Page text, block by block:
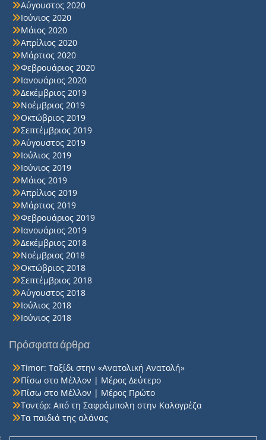
Αύγουστος 2020
Ιούνιος 2020
Μάιος 2020
Απρίλιος 2020
Μάρτιος 2020
Φεβρουάριος 2020
Ιανουάριος 2020
Δεκέμβριος 2019
Νοέμβριος 2019
Οκτώβριος 2019
Σεπτέμβριος 2019
Αύγουστος 2019
Ιούλιος 2019
Ιούνιος 2019
Μάιος 2019
Απρίλιος 2019
Μάρτιος 2019
Φεβρουάριος 2019
Ιανουάριος 2019
Δεκέμβριος 2018
Νοέμβριος 2018
Οκτώβριος 2018
Σεπτέμβριος 2018
Αύγουστος 2018
Ιούλιος 2018
Ιούνιος 2018
Πρόσφατα άρθρα
Timor: Ταξίδι στην «Ανατολική Ανατολή»
Πίσω στο Μέλλον | Μέρος Δεύτερο
Πίσω στο Μέλλον | Μέρος Πρώτο
Τοντόρ: Από τη Σαφράμπολη στην Καλογρέζα
Τα παιδιά της αλάνας